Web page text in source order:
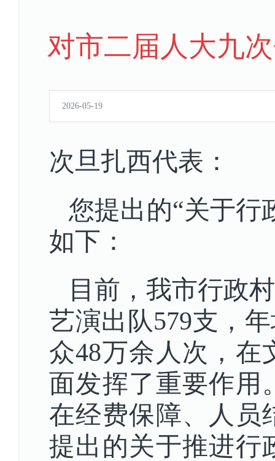
对市二届人大九
2026-05-19
次旦扎西代表：
您提出的“关于行
如下 ：
目前，我市行政
艺演出队579支，
众48万余人次，在
面发挥了重要作用
在经费保障、人员
提出的关于推进行